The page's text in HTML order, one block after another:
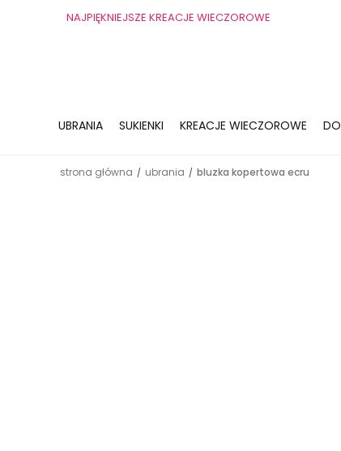
NAJPIĘKNIEJSZE KREACJE WIECZOROWE
UBRANIA SUKIENKI KREACJE WIECZOROWE
strona główna / ubrania / bluzka kopertowa ecru